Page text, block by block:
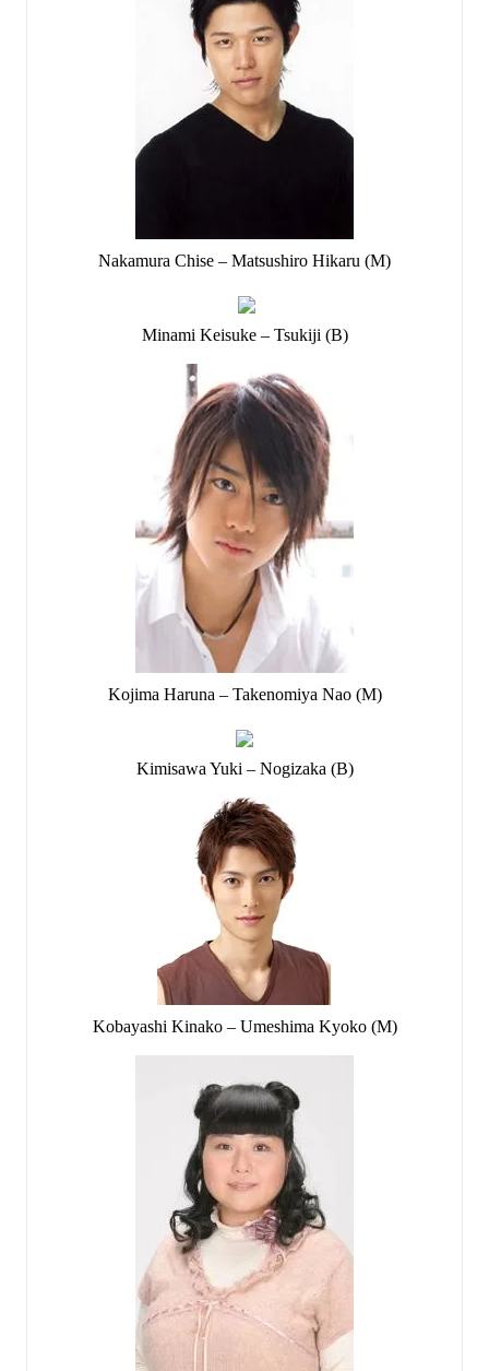
Nakamura Chise – Matsushiro Hikaru (M)
Minami Keisuke – Tsukiji (B)
Kojima Haruna – Takenomiya Nao (M)
Kimisawa Yuki – Nogizaka (B)
Kobayashi Kinako – Umeshima Kyoko (M)